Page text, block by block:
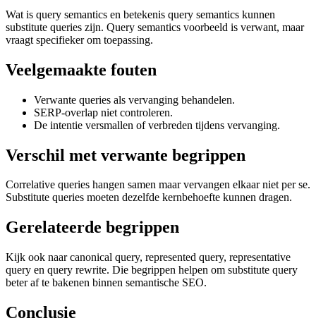
Wat is query semantics en betekenis query semantics kunnen
substitute queries zijn. Query semantics voorbeeld is verwant, maar
vraagt specifieker om toepassing.
Veelgemaakte fouten
Verwante queries als vervanging behandelen.
SERP-overlap niet controleren.
De intentie versmallen of verbreden tijdens vervanging.
Verschil met verwante begrippen
Correlative queries hangen samen maar vervangen elkaar niet per se.
Substitute queries moeten dezelfde kernbehoefte kunnen dragen.
Gerelateerde begrippen
Kijk ook naar canonical query, represented query, representative
query en query rewrite. Die begrippen helpen om substitute query
beter af te bakenen binnen semantische SEO.
Conclusie